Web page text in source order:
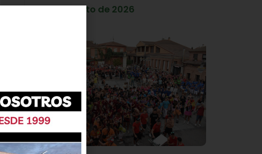
4 de agosto de 2026